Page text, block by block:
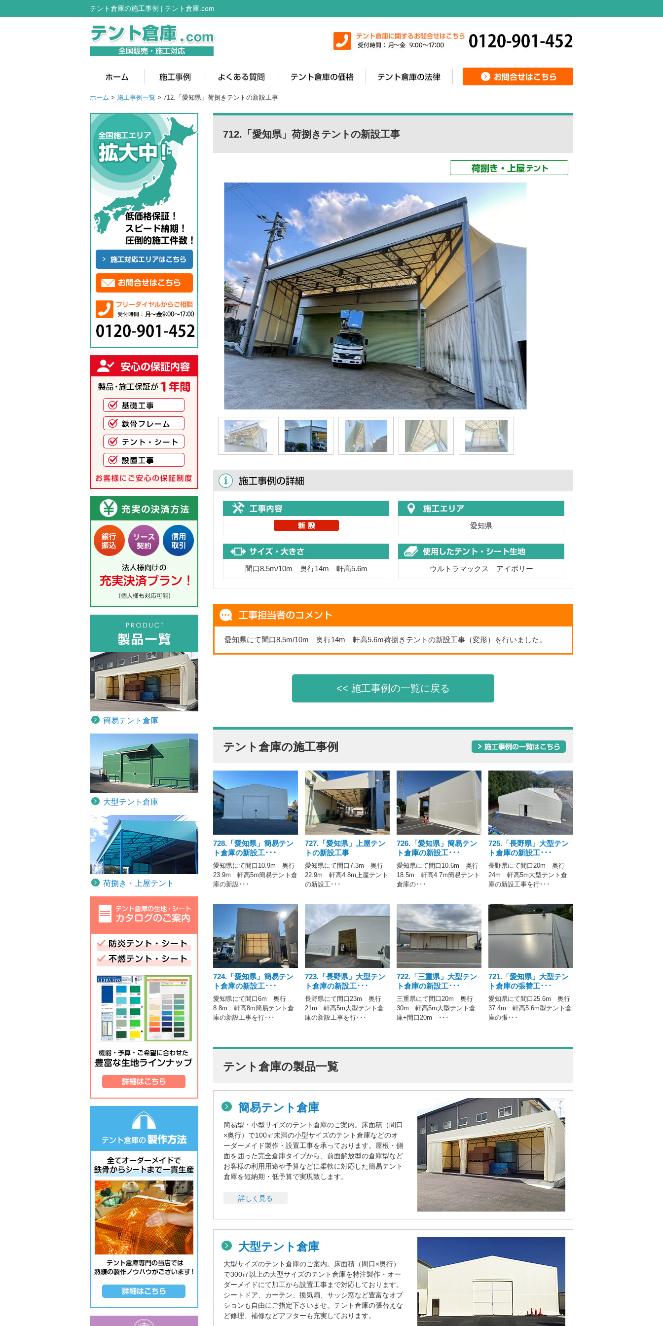
テント倉庫の施工事例 | テント倉庫.com
ホーム > 施工事例一覧 > 712.「愛知県」荷捌きテントの新設工事
712.「愛知県」荷捌きテントの新設工事
愛知県
間口8.5m/10m 奥行14m 軒高5.6m ウルトラマックス アイボリー
愛知県にて間口8.5m/10m 奥行14m 軒高5.6m荷捌きテントの新設工事（変形）を行いました。
<< 施工事例の一覧に戻る
テント倉庫の施工事例
728.「愛知県」簡易テン
ト倉庫の新設工･･･
愛知県にて間口10.9m 奥行
23.9m 軒高5m簡易テント倉
庫の新設･･･
727.「愛知県」上屋テン
トの新設工事
愛知県にて間口7.3m 奥行
22.9m 軒高4.8m上屋テント
の新設工･･･
726.「愛知県」簡易テン
ト倉庫の新設工･･･
愛知県にて間口10.6m 奥行
18.5m 軒高4.7m簡易テント
倉庫の･･･
725.「長野県」大型テン
ト倉庫の新設工･･･
長野県にて間口20m 奥行
24m 軒高5m大型テント倉
庫の新設工事を行･･･
724.「愛知県」簡易テン
ト倉庫の新設工･･･
愛知県にて間口6m 奥行
8.8m 軒高8m簡易テント倉
庫の新設工事を行･･･
723.「長野県」大型テン
ト倉庫の新設工･･･
長野県にて間口23m 奥行
21m 軒高5m大型テント倉
庫の新設工事を行･･･
722.「三重県」大型テン
ト倉庫の新設工･･･
三重県にて間口20m 奥行
30m 軒高5m大型テント倉
庫+間口20m ･･･
721.「愛知県」大型テン
ト倉庫の張替工･･･
愛知県にて間口25.6m 奥行
37.4m 軒高5.6m型テント倉
庫の張･･･
テント倉庫の製品一覧
簡易テント倉庫
簡易型・小型サイズのテント倉庫のご案内。床面積（間口
×奥行）で100㎡未満の小型サイズのテント倉庫などのオ
ーダーメイド製作・設置工事を承っております。屋根・側
面を囲った完全倉庫タイプから、前面解放型の倉庫型など
お客様の利用用途や予算などに柔軟に対応した簡易テント
倉庫を短納期・低予算で実現致します。
詳しく見る
大型テント倉庫
大型サイズのテント倉庫のご案内。床面積（間口×奥行）
で300㎡以上の大型サイズのテント倉庫を特注製作・オー
ダーメイドにて加工から設置工事まで対応しております。
シートドア、カーテン、換気扇、サッシ窓など豊富なオプ
ションも自由にご指定下さいませ。テント倉庫の張替えな
ど修理、補修などアフターも充実しております。
簡易テント倉庫
大型テント倉庫
荷捌き・上屋テント